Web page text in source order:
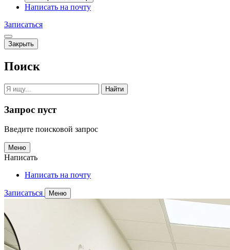
Написать на почту
Записаться
Закрыть
Поиск
Найти
Запрос пуст
Введите поисковой запрос
Меню
Написать
Написать на почту
Записаться Меню